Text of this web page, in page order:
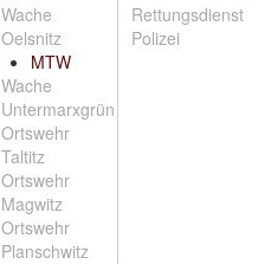
Wache
Oelsnitz
MTW
Wache
Untermarxgrün
Ortswehr
Taltitz
Ortswehr
Magwitz
Ortswehr
Planschwitz
Rettungsdienst
Polizei